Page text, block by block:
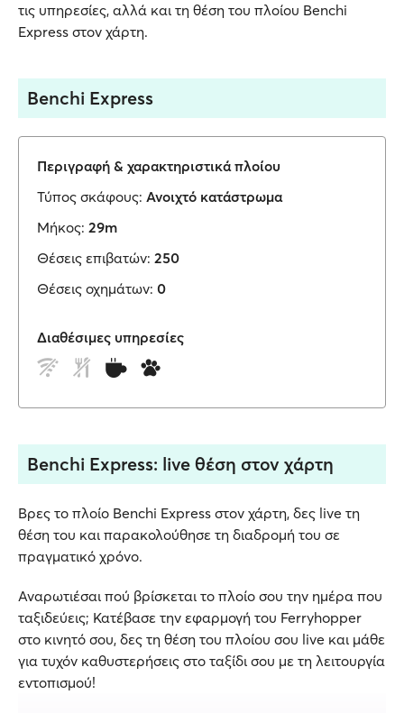
τις υπηρεσίες, αλλά και τη θέση του πλοίου Benchi
Express στον χάρτη.
Benchi Express
Περιγραφή & χαρακτηριστικά πλοίου
Τύπος σκάφους: Ανοιχτό κατάστρωμα
Μήκος: 29m
Θέσεις επιβατών: 250
Θέσεις οχημάτων: 0
Διαθέσιμες υπηρεσίες
Benchi Express: live θέση στον χάρτη
Βρες το πλοίο Benchi Express στον χάρτη, δες live τη
θέση του και παρακολούθησε τη διαδρομή του σε
πραγματικό χρόνο.
Αναρωτιέσαι πού βρίσκεται το πλοίο σου την ημέρα που
ταξιδεύεις; Κατέβασε την εφαρμογή του Ferryhopper
στο κινητό σου, δες τη θέση του πλοίου σου live και μάθε
για τυχόν καθυστερήσεις στο ταξίδι σου με τη λειτουργία
εντοπισμού!